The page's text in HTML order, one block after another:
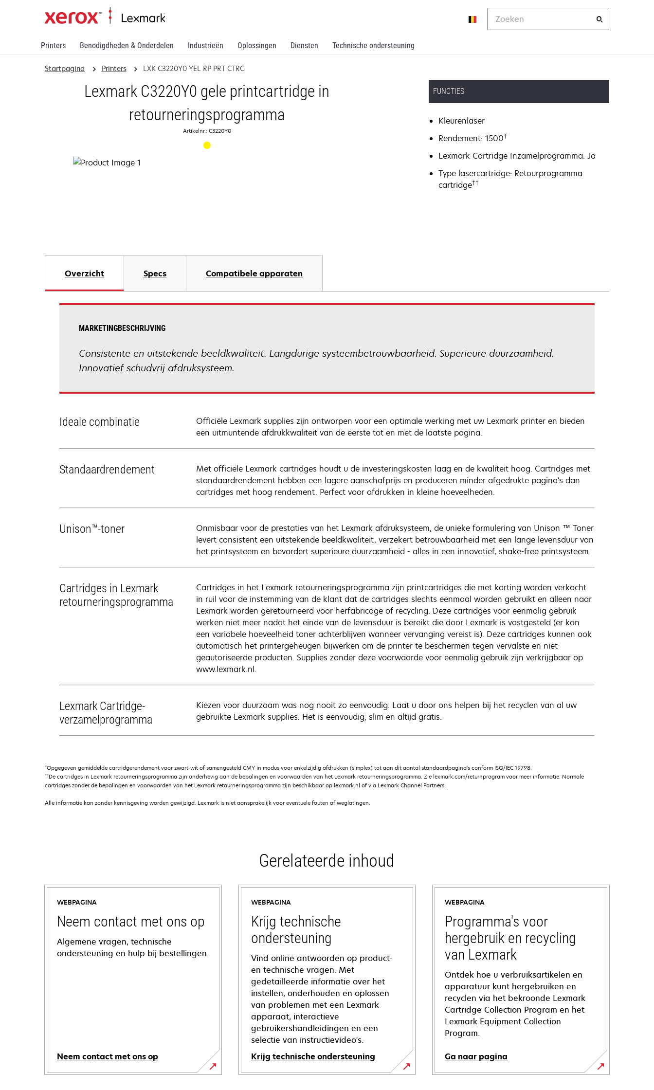
Printers Benodigdheden & Onderdelen Industrieën Oplossingen Diensten Technische ondersteuning
Zoeken
Startpagina Printers LXK C3220Y0 YEL RP PRT CTRG
Lexmark C3220Y0 gele printcartridge in
retourneringsprogramma
Artikelnr.: C3220Y0
FUNCTIES
Kleurenlaser
Rendement: 1500†
Lexmark Cartridge Inzamelprogramma: Ja
Type lasercartridge: Retourprogramma
cartridge††
Overzicht Specs Compatibele apparaten
MARKETINGBESCHRIJVING
Consistente en uitstekende beeldkwaliteit. Langdurige systeembetrouwbaarheid. Superieure duurzaamheid.
Innovatief schudvrij afdruksysteem.
Ideale combinatie
Officiële Lexmark supplies zijn ontworpen voor een optimale werking met uw Lexmark printer en bieden
een uitmuntende afdrukkwaliteit van de eerste tot en met de laatste pagina.
Standaardrendement
Met officiële Lexmark cartridges houdt u de investeringskosten laag en de kwaliteit hoog. Cartridges met
standaardrendement hebben een lagere aanschafprijs en produceren minder afgedrukte pagina's dan
cartridges met hoog rendement. Perfect voor afdrukken in kleine hoeveelheden.
Unison™-toner
Onmisbaar voor de prestaties van het Lexmark afdruksysteem, de unieke formulering van Unison ™ Toner
levert consistent een uitstekende beeldkwaliteit, verzekert betrouwbaarheid met een lange levensduur van
het printsysteem en bevordert superieure duurzaamheid - alles in een innovatief, shake-free printsysteem.
Cartridges in Lexmark
retourneringsprogramma
Cartridges in het Lexmark retourneringsprogramma zijn printcartridges die met korting worden verkocht
in ruil voor de instemming van de klant dat de cartridges slechts eenmaal worden gebruikt en alleen naar
Lexmark worden geretourneerd voor herfabricage of recycling. Deze cartridges voor eenmalig gebruik
werken niet meer nadat het einde van de levensduur is bereikt die door Lexmark is vastgesteld (er kan
een variabele hoeveelheid toner achterblijven wanneer vervanging vereist is). Deze cartridges kunnen ook
automatisch het printergeheugen bijwerken om de printer te beschermen tegen vervalste en niet-
geautoriseerde producten. Supplies zonder deze voorwaarde voor eenmalig gebruik zijn verkrijgbaar op
www.lexmark.nl.
Lexmark Cartridge-
verzamelprogramma
Kiezen voor duurzaam was nog nooit zo eenvoudig. Laat u door ons helpen bij het recyclen van al uw
gebruikte Lexmark supplies. Het is eenvoudig, slim en altijd gratis.
†Opgegeven gemiddelde cartridgerendement voor zwart-wit of samengesteld CMY in modus voor enkelzijdig afdrukken (simplex) tot aan dit aantal standaardpagina's conform ISO/IEC 19798.
††De cartridges in Lexmark retourneringsprogramma zijn onderhevig aan de bepalingen en voorwaarden van het Lexmark retourneringsprogramma. Zie lexmark.com/returnprogram voor meer informatie. Normale
cartridges zonder de bepalingen en voorwaarden van het Lexmark retourneringsprogramma zijn beschikbaar op lexmark.nl of via Lexmark Channel Partners.
Alle informatie kan zonder kennisgeving worden gewijzigd. Lexmark is niet aansprakelijk voor eventuele fouten of weglatingen.
Gerelateerde inhoud
WEBPAGINA
Neem contact met ons op
Algemene vragen, technische
ondersteuning en hulp bij bestellingen.
Neem contact met ons op
WEBPAGINA
Krijg technische
ondersteuning
Vind online antwoorden op product-
en technische vragen. Met
gedetailleerde informatie over het
instellen, onderhouden en oplossen
van problemen met een Lexmark
apparaat, interactieve
gebruikershandleidingen en een
selectie van instructievideo's.
Krijg technische ondersteuning
opens
WEBPAGINA
Programma's voor
hergebruik en recycling
van Lexmark
Ontdek hoe u verbruiksartikelen en
apparatuur kunt hergebruiken en
recyclen via het bekroonde Lexmark
Cartridge Collection Program en het
Lexmark Equipment Collection
Program.
Ga naar pagina